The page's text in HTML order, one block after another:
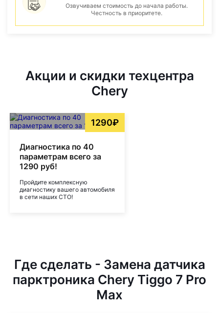
Озвучиваем стоимость до начала работы.
Честность в приоритете.
Акции и скидки техцентра
Chery
1290₽
Диагностика по 40
параметрам всего за
1290 руб!
Пройдите комплексную
диагностику вашего автомобиля
в сети наших СТО!
Где сделать - Замена датчика
парктроника Chery Tiggo 7 Pro
Max